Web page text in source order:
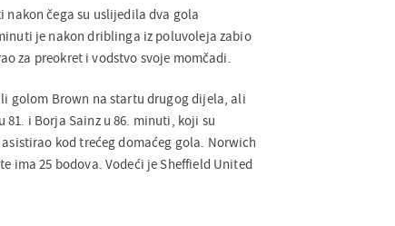
nakon čega su uslijedila dva gola
je nakon driblinga iz poluvoleja zabio
za preokret i vodstvo svoje momčadi.
golom Brown na startu drugog dijela, ali
i Borja Sainz u 86. minuti, koji su
kod trećeg domaćeg gola. Norwich
ima 25 bodova. Vodeći je Sheffield United